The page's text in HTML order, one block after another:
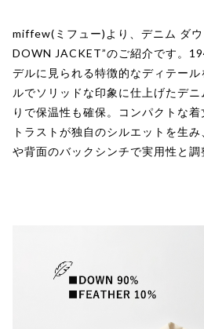
miffew(ミフュー)より、デニム ダ
DOWN JACKET”のご紹介です。
デルに見られる特徴的なディテー
ルでソリッドな印象に仕上げたデ
りで保温性も確保。コンパクトな
トラストが独自のシルエットを生
や背面のバックシンチで実用性と調